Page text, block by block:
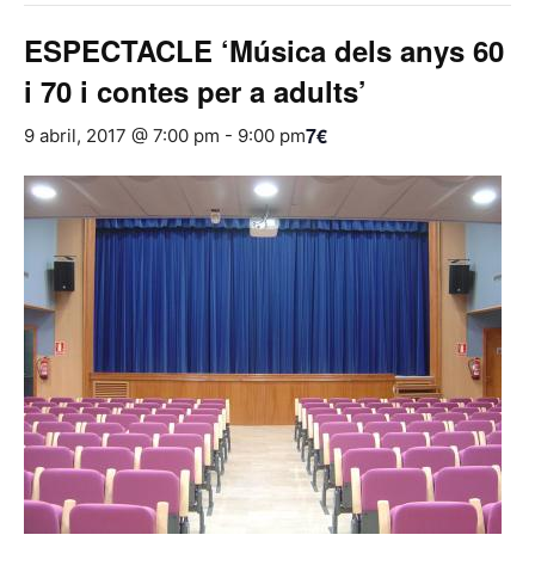
ESPECTACLE ‘Música dels anys 60
i 70 i contes per a adults’
9 abril, 2017 @ 7:00 pm - 9:00 pm7€